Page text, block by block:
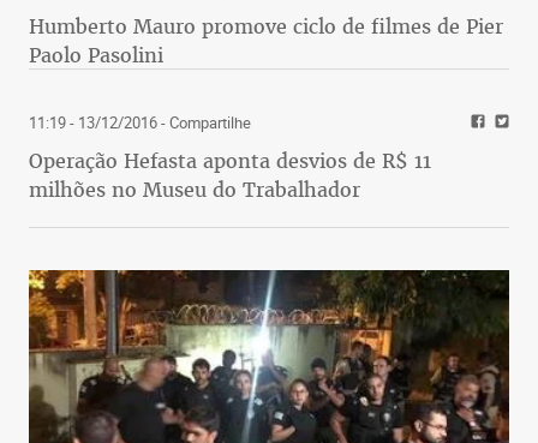
Humberto Mauro promove ciclo de filmes de Pier
Paolo Pasolini
11:19 - 13/12/2016- Compartilhe
Operação Hefasta aponta desvios de R$ 11
milhões no Museu do Trabalhador